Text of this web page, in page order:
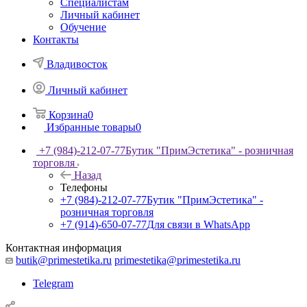
Специалистам
Личный кабинет
Обучение
Контакты
Владивосток
Личный кабинет
Корзина0
Избранные товары0
+7 (984)-212-07-77Бутик "ПримЭстетика" - розничная
торговля
Назад
Телефоны
+7 (984)-212-07-77Бутик "ПримЭстетика" -
розничная торговля
+7 (914)-650-07-77Для связи в WhatsApp
Контактная информация
butik@primestetika.ru primestetika@primestetika.ru
Telegram